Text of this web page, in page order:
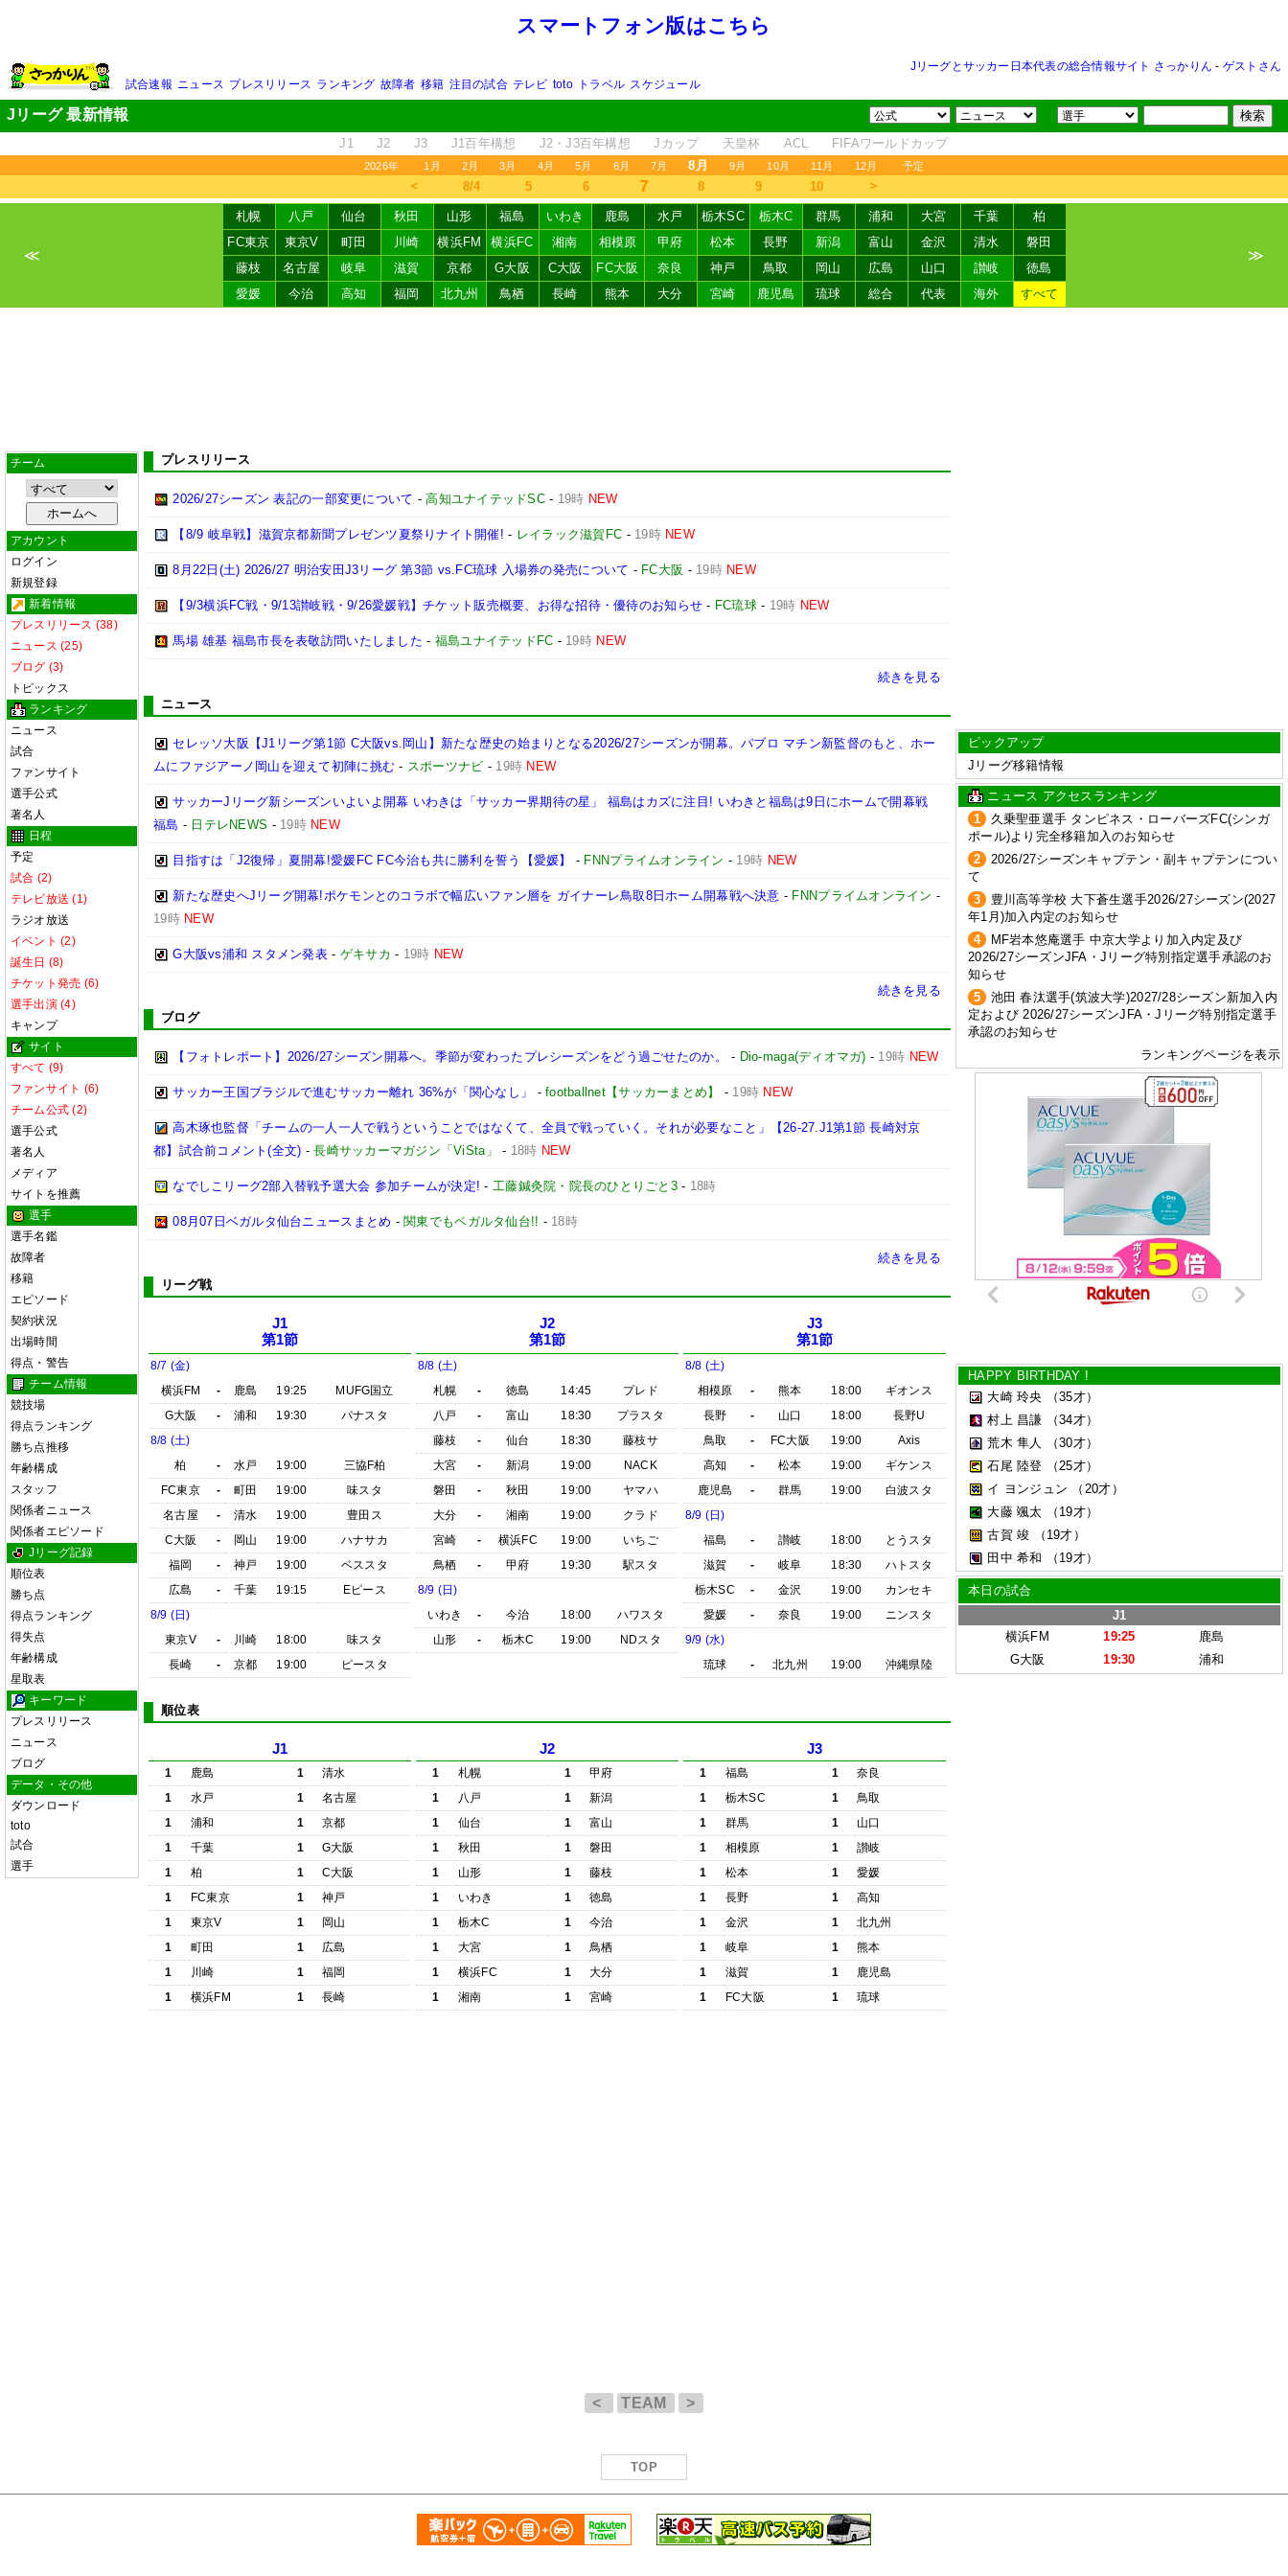
スマートフォン版はこちら
Jリーグとサッカー日本代表の総合情報サイト さっかりん - ゲストさん
試合速報 ニュース プレスリリース ランキング 故障者 移籍 注目の試合 テレビ toto トラベル スケジュール
Jリーグ 最新情報
J1 J2 J3 J1百年構想 J2・J3百年構想 Jカップ 天皇杯 ACL FIFAワールドカップ
2026年 1月 2月 3月 4月 5月 6月 7月 8月 9月 10月 11月 12月 予定
＜ 8/4 5 6 7 8 9 10 ＞
≪
札幌 八戸 仙台 秋田 山形 福島 いわき 鹿島 水戸 栃木SC 栃木C 群馬 浦和 大宮 千葉
柏
FC東京
東京V 町田 川崎 横浜FM 横浜FC 湘南 相模原 甲府 松本 長野 新潟 富山 金沢 清水
磐田
藤枝
名古屋 岐阜 滋賀 京都 G大阪 C大阪 FC大阪 奈良 神戸 鳥取 岡山 広島 山口 讃岐
徳島
愛媛
今治 高知 福岡 北九州 鳥栖 長崎 熊本 大分 宮崎 鹿児島 琉球 総合 代表 海外 すべて
≫
チーム
アカウント
ログイン
新規登録
新着情報
プレスリリース (38)
ニュース (25)
ブログ (3)
トピックス
ランキング
ニュース
試合
ファンサイト
選手公式
著名人
日程
予定
試合 (2)
テレビ放送 (1)
ラジオ放送
イベント (2)
誕生日 (8)
チケット発売 (6)
選手出演 (4)
キャンプ
サイト
すべて (9)
ファンサイト (6)
チーム公式 (2)
選手公式
著名人
メディア
サイトを推薦
選手
選手名鑑
故障者
移籍
エピソード
契約状況
出場時間
得点・警告
チーム情報
競技場
得点ランキング
勝ち点推移
年齢構成
スタッフ
関係者ニュース
関係者エピソード
Jリーグ記録
順位表
勝ち点
得点ランキング
得失点
年齢構成
星取表
キーワード
プレスリリース
ニュース
ブログ
データ・その他
ダウンロード
toto
試合
選手
プレスリリース
2026/27シーズン 表記の一部変更について -高知ユナイテッドSC- 19時 NEW
【8/9 岐阜戦】滋賀京都新聞プレゼンツ夏祭りナイト開催! - レイラック滋賀FC - 19時 NEW
8月22日(土) 2026/27 明治安田J3リーグ 第3節 vs.FC琉球 入場券の発売について - FC大阪 - 19時 NEW
【9/3横浜FC戦・9/13讃岐戦・9/26愛媛戦】チケット販売概要、お得な招待・優待のお知らせ - FC琉球- 19時 NEW
馬場 雄基 福島市長を表敬訪問いたしました - 福島ユナイテッドFC - 19時 NEW
続きを見る
ニュース
セレッソ大阪【J1リーグ第1節 C大阪vs.岡山】新たな歴史の始まりとなる2026/27シーズンが開幕。パブロ マチン新監督のもと、ホー
ムにファジアーノ岡山を迎えて初陣に挑む - スポーツナビ - 19時 NEW
サッカーJリーグ新シーズンいよいよ開幕 いわきは「サッカー界期待の星」 福島はカズに注目! いわきと福島は9日にホームで開幕戦
福島 - 日テレNEWS - 19時 NEW
目指すは「J2復帰」夏開幕!愛媛FC FC今治も共に勝利を誓う【愛媛】 - FNNプライムオンライン - 19時 NEW
新たな歴史へJリーグ開幕!ポケモンとのコラボで幅広いファン層を ガイナーレ鳥取8日ホーム開幕戦へ決意 - FNNプライムオンライン -
19時 NEW
G大阪vs浦和 スタメン発表 - ゲキサカ - 19時 NEW
続きを見る
ブログ
【フォトレポート】2026/27シーズン開幕へ。季節が変わったプレシーズンをどう過ごせたのか。 - Dio-maga(ディオマガ) - 19時 NEW
サッカー王国ブラジルで進むサッカー離れ 36%が「関心なし」 -footballnet【サッカーまとめ】 - 19時 NEW
高木琢也監督「チームの一人一人で戦うということではなくて、全員で戦っていく。それが必要なこと」【26-27.J1第1節 長崎対京
都】試合前コメント(全文) -長崎サッカーマガジン「ViSta」 - 18時 NEW
なでしこリーグ2部入替戦予選大会 参加チームが決定! -工藤鍼灸院・院長のひとりごと3 - 18時
08月07日ベガルタ仙台ニュースまとめ - 関東でもベガルタ仙台!! - 18時
続きを見る
リーグ戦
J1
第1節
8/7 (金)
横浜FM
- 鹿島 19:25
MUFG国立
G大阪
- 浦和 19:30
パナスタ
8/8 (土)
柏
- 水戸 19:00
三協F柏
FC東京
- 町田 19:00
味スタ
名古屋
- 清水 19:00
豊田ス
C大阪
- 岡山 19:00
ハナサカ
福岡
- 神戸 19:00
ベススタ
広島
- 千葉 19:15
Eピース
8/9 (日)
東京V
- 川崎 18:00
味スタ
長崎
- 京都 19:00 ピースタ
J2
第1節
8/8 (土)
札幌
- 徳島 14:45
プレド
八戸
- 富山 18:30
プラスタ
藤枝
- 仙台 18:30
藤枝サ
大宮
- 新潟 19:00
NACK
磐田
- 秋田 19:00
ヤマハ
大分
- 湘南 19:00
クラド
宮崎
- 横浜FC 19:00
いちご
鳥栖
- 甲府 19:30
駅スタ
8/9 (日)
いわき
- 今治 18:00
ハワスタ
山形
- 栃木C 19:00 NDスタ
J3
第1節
8/8 (土)
相模原
- 熊本 18:00
ギオンス
長野
- 山口 18:00
長野U
鳥取
- FC大阪 19:00
Axis
高知
- 松本 19:00
ギケンス
鹿児島
- 群馬 19:00
白波スタ
8/9 (日)
福島
- 讃岐 18:00
とうスタ
滋賀
- 岐阜 18:30
ハトスタ
栃木SC
- 金沢 19:00
カンセキ
愛媛
- 奈良 19:00
ニンスタ
9/9 (水)
琉球
- 北九州 19:00 沖縄県陸
順位表
J1
1 鹿島 1
清水
1
水戸 1
名古屋
1
浦和 1
京都
1
千葉 1
G大阪
1
柏 1
C大阪
1
FC東京 1
神戸
1
東京V 1
岡山
1
町田 1
広島
1
川崎 1
福岡
1
横浜FM 1 長崎
J2
1 札幌 1
甲府
1
八戸 1
新潟
1
仙台 1
富山
1
秋田 1
磐田
1
山形 1
藤枝
1
いわき 1
徳島
1
栃木C 1
今治
1
大宮 1
鳥栖
1
横浜FC 1
大分
1
湘南 1 宮崎
J3
1 福島 1
奈良
1
栃木SC 1
鳥取
1
群馬 1
山口
1
相模原 1
讃岐
1
松本 1
愛媛
1
長野 1
高知
1
金沢 1
北九州
1
岐阜 1
熊本
1
滋賀 1
鹿児島
1
FC大阪 1 琉球
ピックアップ
Jリーグ移籍情報
ニュース アクセスランキング
1
久乗聖亜選手 タンピネス・ローバーズFC(シンガ
ポール)より完全移籍加入のお知らせ
2
2026/27シーズンキャプテン・副キャプテンについ
て
3
豊川高等学校 大下蒼生選手2026/27シーズン(2027
年1月)加入内定のお知らせ
4
MF岩本悠庵選手 中京大学より加入内定及び
2026/27シーズンJFA・Jリーグ特別指定選手承認のお
知らせ
5
池田 春汰選手(筑波大学)2027/28シーズン新加入内
定および 2026/27シーズンJFA・Jリーグ特別指定選手
承認のお知らせ
ランキングページを表示
HAPPY BIRTHDAY !
大崎 玲央
（35才）
村上 昌謙
（34才）
荒木 隼人
（30才）
石尾 陸登
（25才）
イ ヨンジュン
（20才）
大藤 颯太
（19才）
古賀 竣
（19才）
田中 希和
（19才）
本日の試合
J1
横浜FM
19:25
鹿島
G大阪
19:30 浦和
< TEAM >
TOP